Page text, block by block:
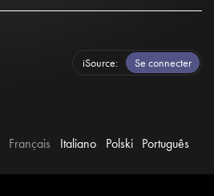
iSource Se connecter
Français Italiano Polski Português